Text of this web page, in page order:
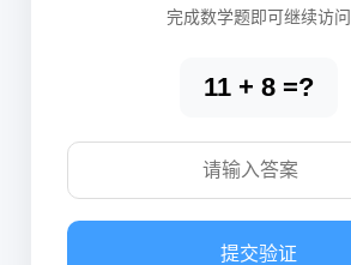
完成数学题即可继续访问
11 + 8 =?
提交验证